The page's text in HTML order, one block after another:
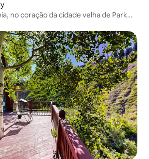
no coração da cidade velha de Park